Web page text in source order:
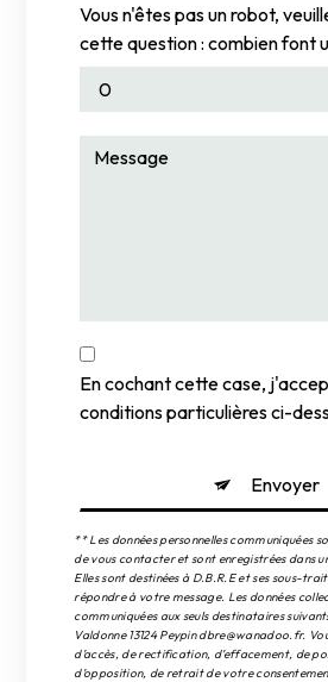
Vous n'êtes pas un robot,
cette question : combien font
En cochant cette case,
conditions particulières ci-
Envoyer
** Les données personnelles communiquées
de vous contacter et sont enregistrées dans
Elles sont destinées à D.B.R.E et ses sous-
répondre à votre message. Les données
communiquées aux seuls destinataires
Valdonne 13124 Peypin dbre@wanadoo.fr.
d’accès, de rectification, d’effacement, de
d’opposition, de retrait de votre